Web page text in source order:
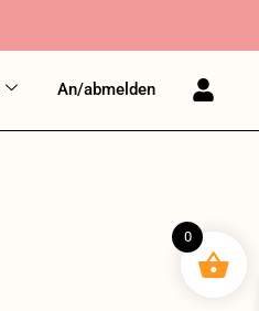
An/abmelden
0